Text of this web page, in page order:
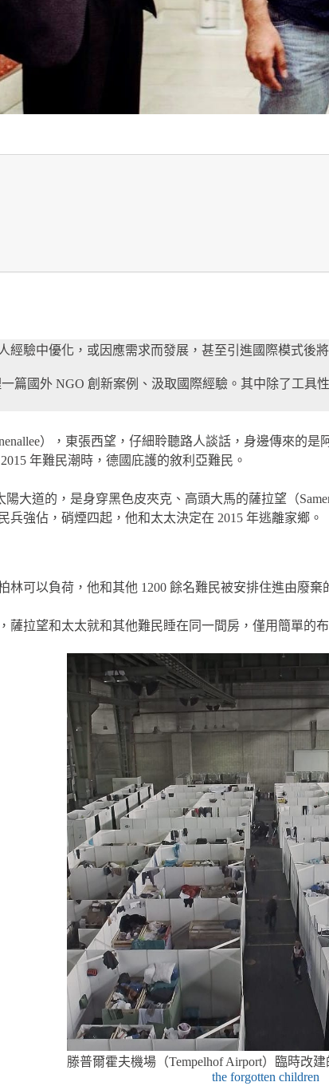
經驗中優化，或因應需求而發展，甚至引進國際模式後
一篇國外 NGO 創新案例、汲取國際經驗。其中除了工
），東張西望，仔細聆聽路人談話，身邊傳來的
年難民潮時，德國庇護的敘利亞難民。
大道的，是身穿黑色皮夾克、高頭大馬的薩拉望（
強佔，硝煙四起，他和太太決定在 2015 年逃離家鄉。
可以負荷，他和其他 1200 餘名難民被安排住進由廢棄
薩拉望和太太就和其他難民睡在同一間房，僅用簡單的
滕普爾霍夫機場（Tempelhof Airport）臨時改
the forgotten children